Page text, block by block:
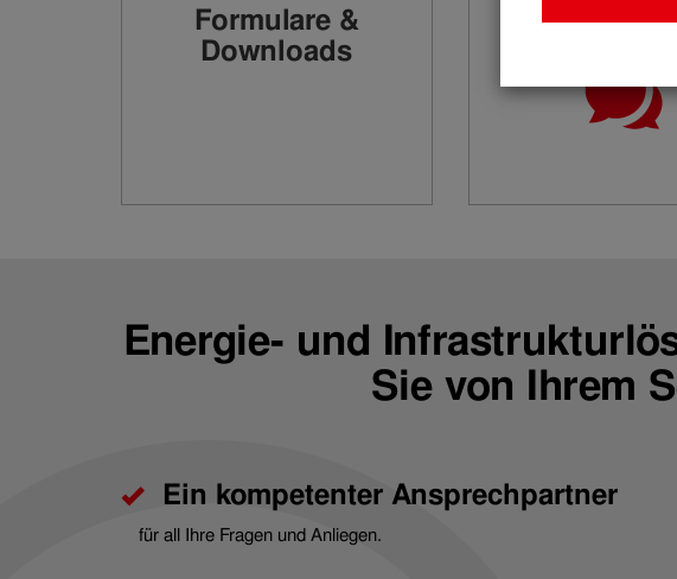
Formulare &
Downloads
FAQs
Energie- und
Sie von Ihrem
Ein kompetenter Ansprechpartner
für all Ihre Fragen und Anliegen.